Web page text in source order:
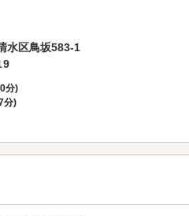
水区鳥坂583-1
分)
分)